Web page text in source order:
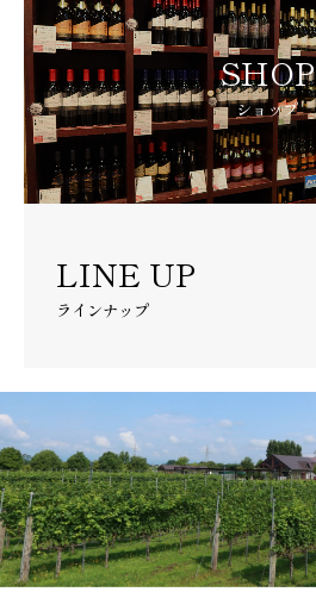
SHOP
ショップ
LINE UP
ラインナップ